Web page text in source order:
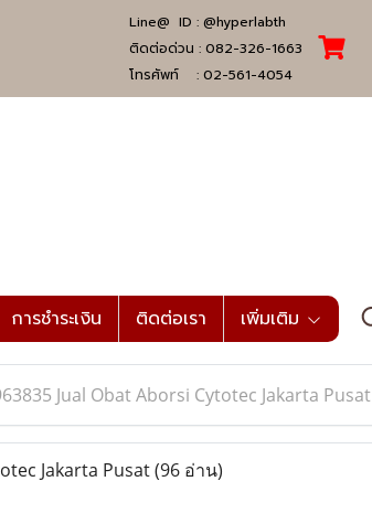
Line@ ID : @hyperlabth
ติดต่อด่วน : 082-326-1663
โทรศัพท์ : 02-561-4054
การชำระเงิน ติดต่อเรา เพิ่มเติม
Jual Obat Aborsi Cytotec Jakarta Pusat
Jakarta Pusat(96 อ่าน)